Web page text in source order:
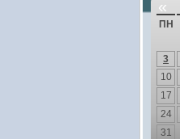
«
ПН
3
10
17
24
31